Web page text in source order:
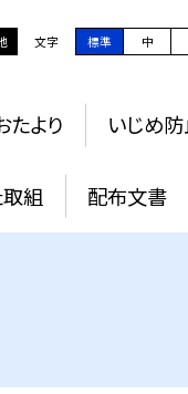
文字 標準 中
たより いじめ
組 配布文書